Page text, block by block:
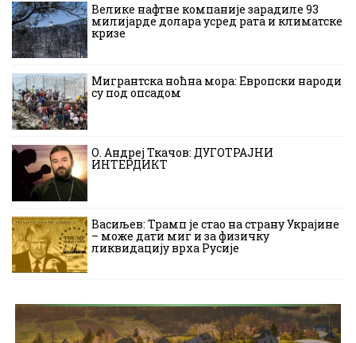
Велике нафтне компаније зарадиле 93
милијарде долара усред рата и климатске
кризе
Мигрантска ноћна мора: Европски народи
су под опсадом
О. Андреј Ткачов: ДУГОТРАЈНИ
ИНТЕРДИКТ
Васиљев: Трамп је стао на страну Украјине
– може дати миг и за физичку
ликвидацију врха Русије